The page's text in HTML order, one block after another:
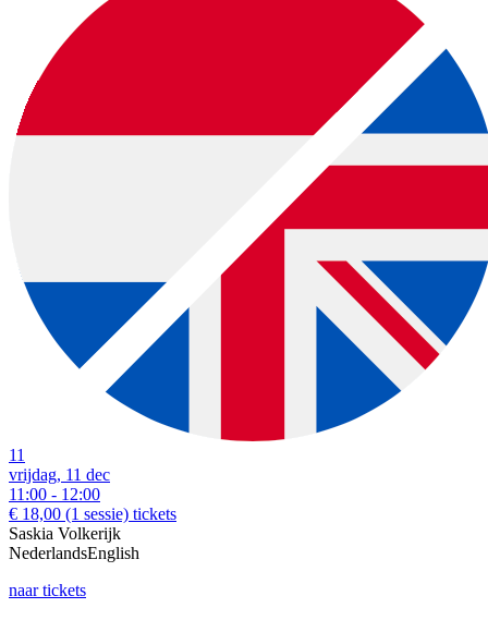
11
vrijdag, 11 dec
11:00 - 12:00
€ 18,00 (1 sessie) tickets
Saskia Volkerijk
NederlandsEnglish
naar tickets